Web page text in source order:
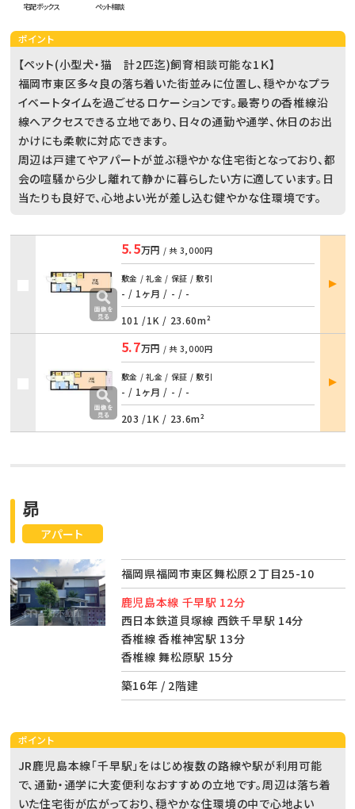
宅配ボックス ペット相談
ポイント
【ペット(小型犬・猫 計2匹迄)飼育相談可能な1Ｋ】
福岡市東区多々良の落ち着いた街並みに位置し、穏やかなプラ
イベートタイムを過ごせるロケーションです。最寄りの香椎線沿
線へアクセスできる立地であり、日々の通勤や通学、休日のお出
かけにも柔軟に対応できます。
周辺は戸建てやアパートが並ぶ穏やかな住宅街となっており、都
会の喧騒から少し離れて静かに暮らしたい方に適しています。日
当たりも良好で、心地よい光が差し込む健やかな住環境です。
5.5万円 / 共 3,000円
敷金 / 礼金 / 保証 / 敷引
- / 1ヶ月 / - / -
101 /1K / 23.60m²
部屋
詳細
5.7万円 / 共 3,000円
敷金 / 礼金 / 保証 / 敷引
- / 1ヶ月 / - / -
203 /1K / 23.6m²
部屋
詳細
アパート
昴
福岡県福岡市東区舞松原２丁目25-10
鹿児島本線 千早駅 12分
西日本鉄道貝塚線 西鉄千早駅 14分
香椎線 香椎神宮駅 13分
香椎線 舞松原駅 15分
築16年 / 2階建
ポイント
JR鹿児島本線「千早駅」をはじめ複数の路線や駅が利用可能
で、通勤・通学に大変便利なおすすめの立地です。周辺は落ち着
いた住宅街が広がっており、穏やかな住環境の中で心地よい